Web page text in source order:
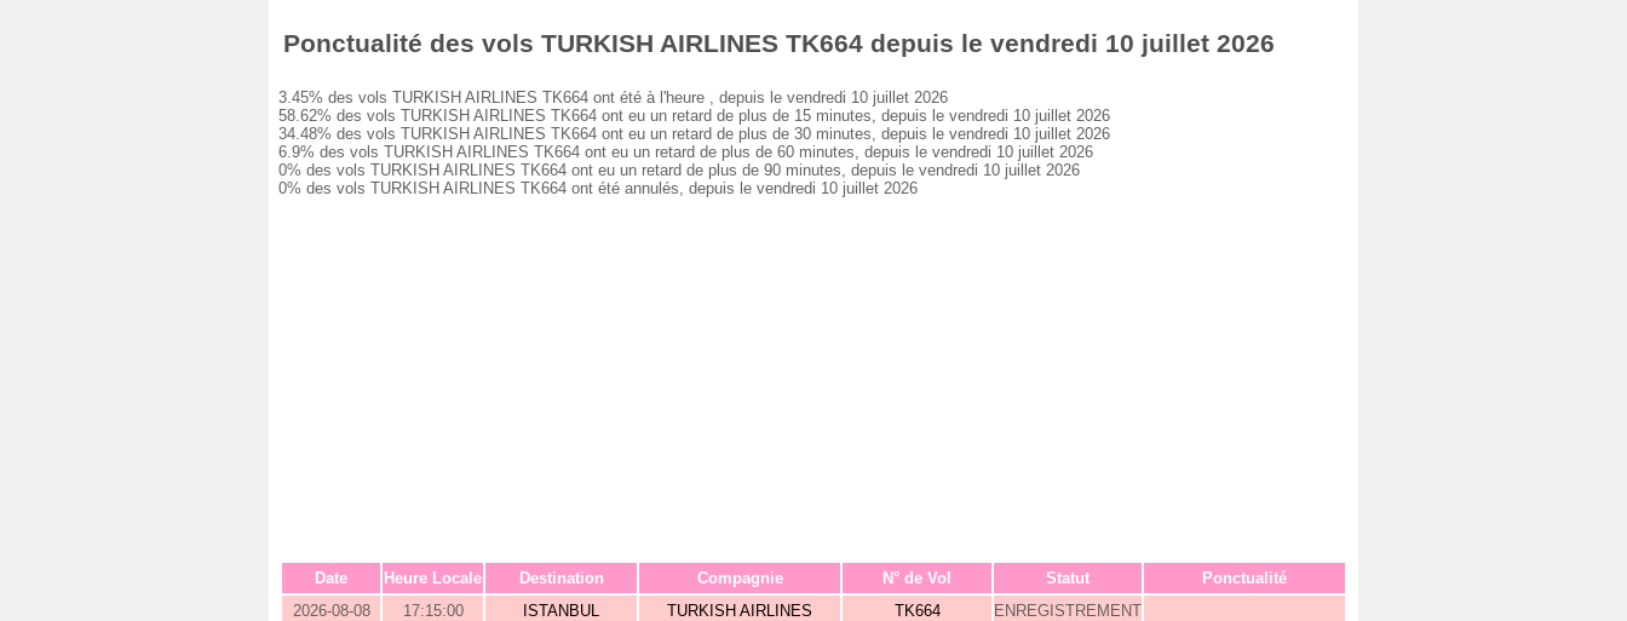
Ponctualité des vols TURKISH AIRLINES TK664 depuis le vendredi 10 juillet 2026
3.45% des vols TURKISH AIRLINES TK664 ont été à l'heure , depuis le vendredi 10 juillet 2026
58.62% des vols TURKISH AIRLINES TK664 ont eu un retard de plus de 15 minutes, depuis le vendredi 10 juillet 2026
34.48% des vols TURKISH AIRLINES TK664 ont eu un retard de plus de 30 minutes, depuis le vendredi 10 juillet 2026
6.9% des vols TURKISH AIRLINES TK664 ont eu un retard de plus de 60 minutes, depuis le vendredi 10 juillet 2026
0% des vols TURKISH AIRLINES TK664 ont eu un retard de plus de 90 minutes, depuis le vendredi 10 juillet 2026
0% des vols TURKISH AIRLINES TK664 ont été annulés, depuis le vendredi 10 juillet 2026
Date Heure Locale Destination Compagnie N° de Vol Statut
Ponctualité
2026-08-08
17:15:00 ISTANBUL TURKISH AIRLINES TK664
ENREGISTREMENT